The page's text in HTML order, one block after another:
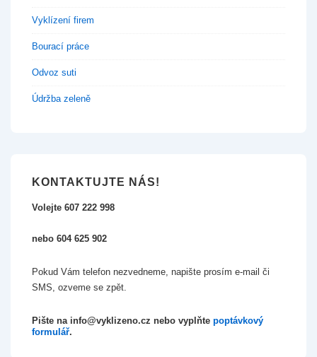
Vyklízení firem
Bourací práce
Odvoz suti
Údržba zeleně
KONTAKTUJTE NÁS!
Volejte 607 222 998
nebo 604 625 902
Pokud Vám telefon nezvedneme, napište prosím e-mail či
SMS, ozveme se zpět.
Pište na info@vyklizeno.cz nebo vyplňte poptávkový
formulář.